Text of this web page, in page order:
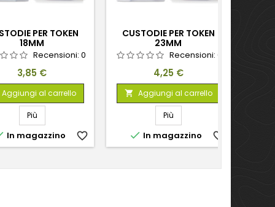
PER TOKEN
18MM
Recensioni: 0
Prezzo
3,85 €
Aggiungi al carrello
Più
In magazzino favorite_border
CUSTODIE PER TOKEN
23MM
Recensioni: 0
Prezzo
4,25 €
 Aggiungi al carrello
Più
 In magazzino favorite_border